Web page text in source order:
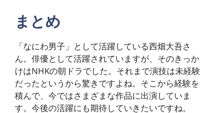
まとめ
「なにわ男子」として活躍している西畑大吾さ
ん。俳優として活躍されていますが、そのきっか
けはNHKの朝ドラでした。それまで演技は未経験
だったというから驚きですよね。そこから経験を
積んで、今ではさまざまな作品に出演していま
す。今後の活躍にも期待していきたいですね。